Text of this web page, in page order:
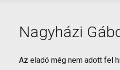
Nagyházi
Az eladó még nem adott fel